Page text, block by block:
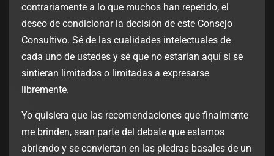
contrariamente a lo que muchos han repetido, el
deseo de condicionar la decisión de este Consejo
Consultivo. Sé de las cualidades intelectuales de
cada uno de ustedes y sé que no estarían aquí si se
sintieran limitados o limitadas a expresarse
libremente.
Yo quisiera que las recomendaciones que finalmente
me brinden, sean parte del debate que estamos
abriendo y se conviertan en las piedras basales de un